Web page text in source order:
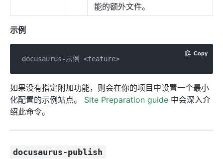
能的额外文件。
示例
Copy
如果没有指定附加功能，则会在你的项目中设置一个最小
化配置的示例站点。 Site Preparation guide 中会深入介
绍此命令。
docusaurus-publish